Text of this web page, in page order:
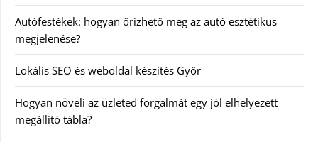
Autófestékek: hogyan őrizhető meg az autó esztétikus
megjelenése?
Lokális SEO és weboldal készítés Győr
Hogyan növeli az üzleted forgalmát egy jól elhelyezett
megállító tábla?